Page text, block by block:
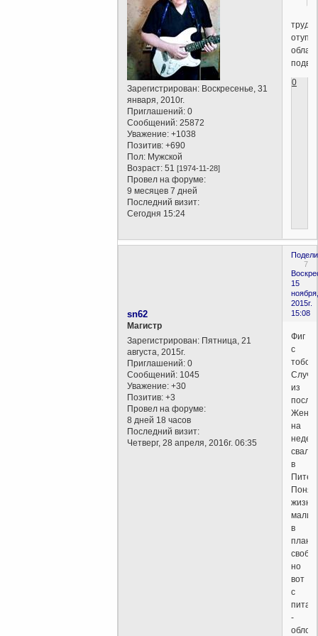
Зарегистрирован: Воскресенье, 31
января, 2010г.
Приглашений: 0
Сообщений: 25872
Уважение: +1038
Позитив: +690
Пол: Мужской
Возраст: 51[1974-11-28]
Провел на форуме:
9 месяцев 7 дней
Последний визит:
Сегодня 15:24
труд
0
7
15
ноября,
2015г.
15:08
sn62
Магистр
Зарегистрирован: Пятница, 21
августа, 2015г.
Приглашений: 0
Сообщений: 1045
Уважение: +30
Позитив: +3
Провел на форуме:
8 дней 18 часов
Последний визит:
Четверг, 28 апреля, 2016г. 06:35
Фиг
с
тобой.
из
Жена
на
в
Питер.
жизнь
в
плане
но
вот
с
-
облом.